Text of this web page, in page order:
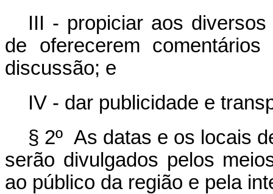
III - propiciar aos
de oferecerem
discussão; e
IV - dar publicidade e
§ 2º As datas e os locais
serão divulgados pelos
ao público da região e pela